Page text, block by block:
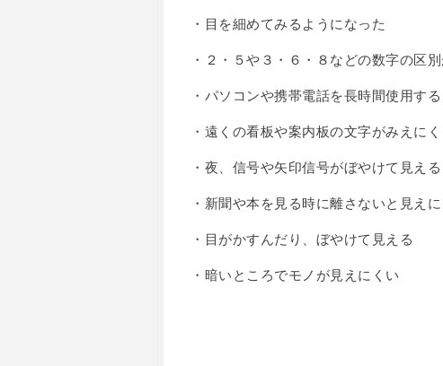
・目を細めてみるようになった
・２・５や３・６・８などの数字の区
・パソコンや携帯電話を長時間使用す
・遠くの看板や案内板の文字がみえに
・夜、信号や矢印信号がぼやけて見える
・新聞や本を見る時に離さないと見え
・目がかすんだり、ぼやけて見える
・暗いところでモノが見えにくい